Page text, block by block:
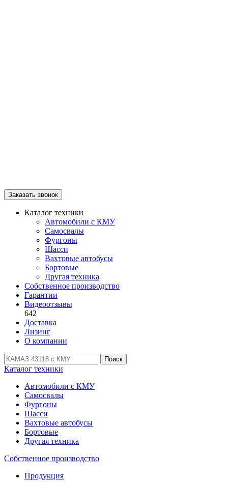
Заказать звонок
Каталог техники
Автомобили с КМУ
Самосвалы
Фургоны
Шасси
Вахтовые автобусы
Бортовые
Другая техника
Собственное производство
Гарантии
Видеоотзывы
642
Доставка
Лизинг
О компании
Поиск
Каталог техники
Автомобили с КМУ
Самосвалы
Фургоны
Шасси
Вахтовые автобусы
Бортовые
Другая техника
Собственное производство
Продукция